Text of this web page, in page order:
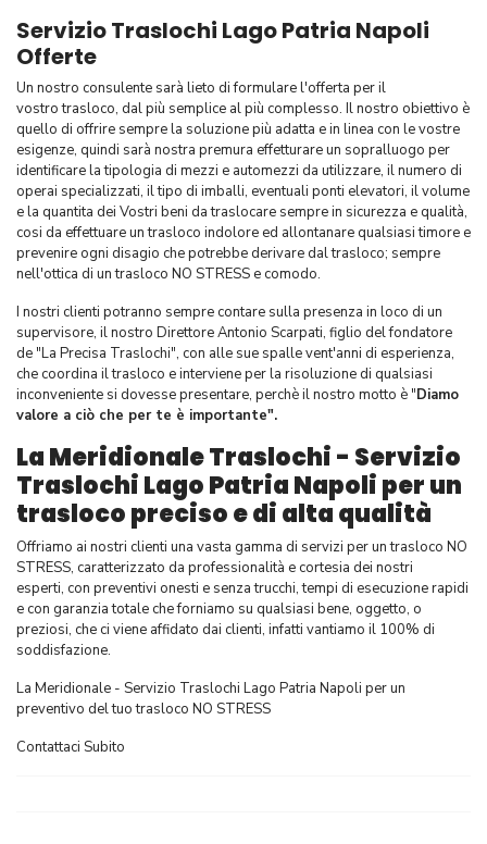
Servizio Traslochi Lago Patria Napoli
Offerte
Un nostro consulente sarà lieto di formulare l'offerta per il
vostro trasloco, dal più semplice al più complesso. Il nostro obiettivo è
quello di offrire sempre la soluzione più adatta e in linea con le vostre
esigenze, quindi sarà nostra premura effetturare un sopralluogo per
identificare la tipologia di mezzi e automezzi da utilizzare, il numero di
operai specializzati, il tipo di imballi, eventuali ponti elevatori, il volume
e la quantita dei Vostri beni da traslocare sempre in sicurezza e qualità,
cosi da effettuare un trasloco indolore ed allontanare qualsiasi timore e
prevenire ogni disagio che potrebbe derivare dal trasloco; sempre
nell'ottica di un trasloco NO STRESS e comodo.
I nostri clienti potranno sempre contare sulla presenza in loco di un
supervisore, il nostro Direttore Antonio Scarpati, figlio del fondatore
de "La Precisa Traslochi", con alle sue spalle vent'anni di esperienza,
che coordina il trasloco e interviene per la risoluzione di qualsiasi
inconveniente si dovesse presentare, perchè il nostro motto è "Diamo
valore a ciò che per te è importante".
La Meridionale Traslochi - Servizio
Traslochi Lago Patria Napoli per un
trasloco preciso e di alta qualità
Offriamo ai nostri clienti una vasta gamma di servizi per un trasloco NO
STRESS, caratterizzato da professionalità e cortesia dei nostri
esperti, con preventivi onesti e senza trucchi, tempi di esecuzione rapidi
e con garanzia totale che forniamo su qualsiasi bene, oggetto, o
preziosi, che ci viene affidato dai clienti, infatti vantiamo il 100% di
soddisfazione.
La Meridionale - Servizio Traslochi Lago Patria Napoli per un
preventivo del tuo trasloco NO STRESS
Contattaci Subito